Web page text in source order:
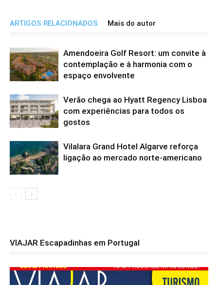
ARTIGOS RELACIONADOS Mais do autor
Amendoeira Golf Resort: um convite à
contemplação e à harmonia com o
espaço envolvente
Verão chega ao Hyatt Regency Lisboa
com experiências para todos os
gostos
Vilalara Grand Hotel Algarve reforça
ligação ao mercado norte-americano
VIAJAR Escapadinhas em Portugal